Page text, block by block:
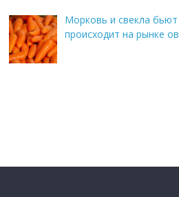
Морковь и свекла
происходит на рынке